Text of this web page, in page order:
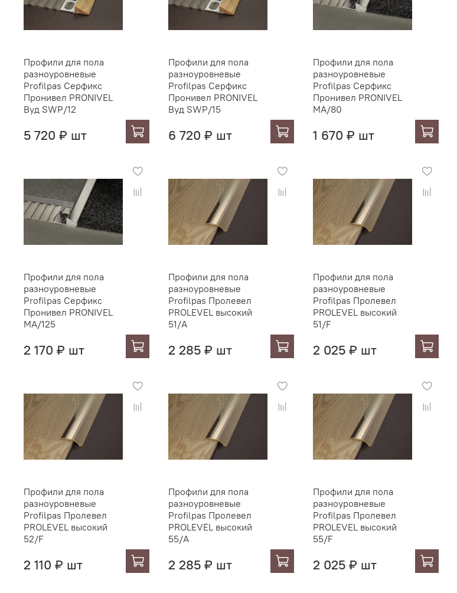
Профили для пола
разноуровневые
Profilpas Серфикс
Пронивел PRONIVEL
Вуд SWP/12
5 720 ₽ шт
Профили для пола
разноуровневые
Profilpas Серфикс
Пронивел PRONIVEL
Вуд SWP/15
6 720 ₽ шт
Профили для пола
разноуровневые
Profilpas Серфикс
Пронивел PRONIVEL
MA/80
1 670 ₽ шт
Профили для пола
разноуровневые
Profilpas Серфикс
Пронивел PRONIVEL
MA/125
2 170 ₽ шт
Профили для пола
разноуровневые
Profilpas Пролевел
PROLEVEL высокий
51/A
2 285 ₽ шт
Профили для пола
разноуровневые
Profilpas Пролевел
PROLEVEL высокий
51/F
2 025 ₽ шт
Профили для пола
разноуровневые
Profilpas Пролевел
PROLEVEL высокий
52/F
2 110 ₽ шт
Профили для пола
разноуровневые
Profilpas Пролевел
PROLEVEL высокий
55/A
2 285 ₽ шт
Профили для пола
разноуровневые
Profilpas Пролевел
PROLEVEL высокий
55/F
2 025 ₽ шт